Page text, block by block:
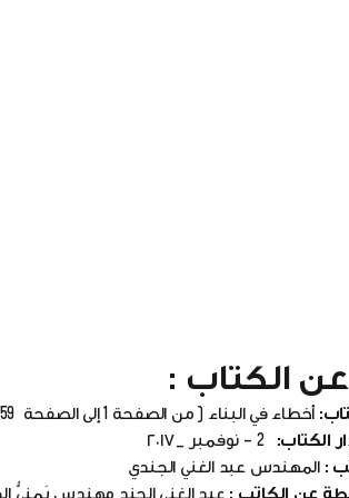
الكتاب :
أخطاء في البناء ( من الصفحة 1 إلى الصفحة 159)
الكتاب: 2 – نوفمبر _٢٠١٧
: المهندس عبد الغني الجندي